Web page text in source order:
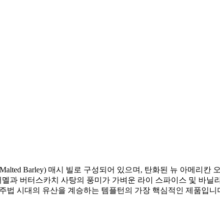
Barley) 매시 빌로 구성되어 있으며, 탄화된 뉴 아메리칸
과 버터스카치 사탕의 풍미가 가벼운 라이 스파이스 및 바
법 시대의 유산을 계승하는 템플턴의 가장 핵심적인 제품입니